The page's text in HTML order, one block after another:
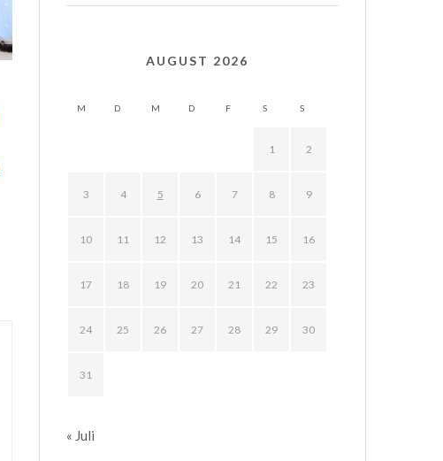
AUGUST 2026
M D M D F S S
1 2
3 4 5 6 7 8 9
10 11 12 13 14 15 16
17 18 19 20 21 22 23
24 25 26 27 28 29 30
31
« Juli